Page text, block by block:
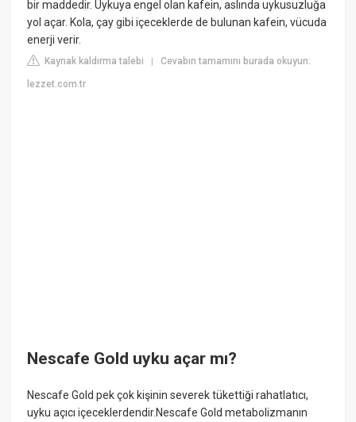
bir maddedir. Uykuya engel olan kafein, aslında uykusuzluğa
yol açar. Kola, çay gibi içeceklerde de bulunan kafein, vücuda
enerji verir.
Kaynak kaldırma talebi |Cevabın tamamını burada okuyun:
lezzet.com.tr
Nescafe Gold uyku açar mı?
Nescafe Gold pek çok kişinin severek tükettiği rahatlatıcı,
uyku açıcı içeceklerdendir.Nescafe Gold metabolizmanın